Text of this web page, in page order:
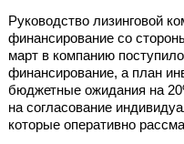
Руководство лизинговой
финансирование со
март в компанию
финансирование, а план
бюджетные ожидания на
на согласование
которые оперативно